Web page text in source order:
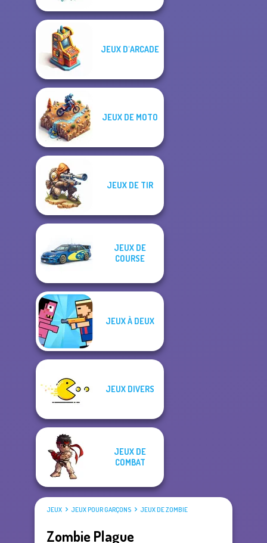
JEUX D'ARCADE
JEUX DE MOTO
JEUX DE TIR
JEUX DE
COURSE
JEUX À DEUX
JEUX DIVERS
JEUX DE
COMBAT
JEUX JEUX POUR GARÇONS JEUX DE ZOMBIE
Zombie Plague